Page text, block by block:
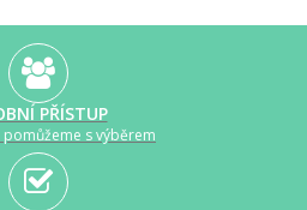
PŘÍSTUP
s výběrem